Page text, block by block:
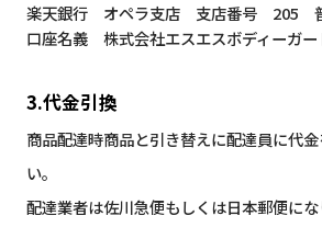
楽天銀行 オペラ支店 支店番号 205
口座名義 株式会社エスエスボディーガ
3.代金引換
商品配達時商品と引き替えに配達員に代
い。
配達業者は佐川急便もしくは日本郵便に